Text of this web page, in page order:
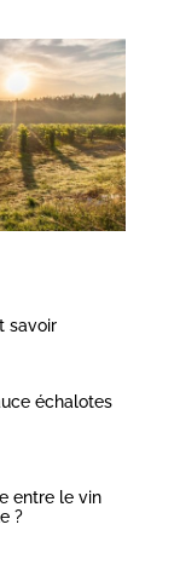
savoir
échalotes
entre le vin
?